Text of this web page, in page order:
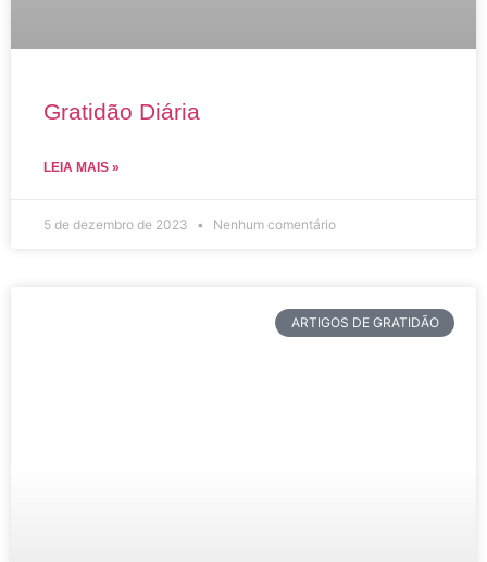
Gratidão Diária
LEIA MAIS »
5 de dezembro de 2023 Nenhum comentário
ARTIGOS DE GRATIDÃO